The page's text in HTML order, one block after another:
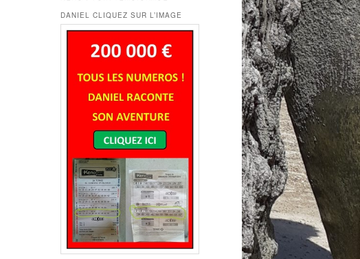
DANIEL CLIQUEZ SUR L’IMAGE